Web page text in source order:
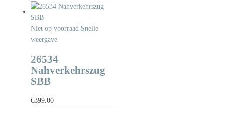
Niet op voorraad Snelle
weergave
26534
Nahverkehrszug
SBB
€399.00